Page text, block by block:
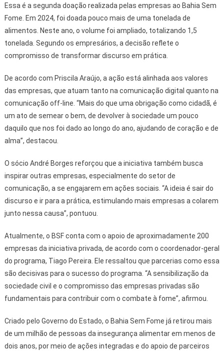
Essa é a segunda doação realizada pelas empresas ao Bahia Sem
Fome. Em 2024, foi doada pouco mais de uma tonelada de
alimentos. Neste ano, o volume foi ampliado, totalizando 1,5
tonelada. Segundo os empresários, a decisão reflete o
compromisso de transformar discurso em prática.
De acordo com Priscila Araújo, a ação está alinhada aos valores
das empresas, que atuam tanto na comunicação digital quanto na
comunicação off-line. “Mais do que uma obrigação como cidadã, é
um ato de semear o bem, de devolver à sociedade um pouco
daquilo que nos foi dado ao longo do ano, ajudando de coração e de
alma”, destacou.
O sócio André Borges reforçou que a iniciativa também busca
inspirar outras empresas, especialmente do setor de
comunicação, a se engajarem em ações sociais. “A ideia é sair do
discurso e ir para a prática, estimulando mais empresas a colarem
junto nessa causa”, pontuou.
Atualmente, o BSF conta com o apoio de aproximadamente 200
empresas da iniciativa privada, de acordo com o coordenador-geral
do programa, Tiago Pereira. Ele ressaltou que parcerias como essa
são decisivas para o sucesso do programa. “A sensibilização da
sociedade civil e o compromisso das empresas privadas são
fundamentais para contribuir com o combate à fome”, afirmou.
Criado pelo Governo do Estado, o Bahia Sem Fome já retirou mais
de um milhão de pessoas da insegurança alimentar em menos de
dois anos, por meio de ações integradas e do apoio de parceiros